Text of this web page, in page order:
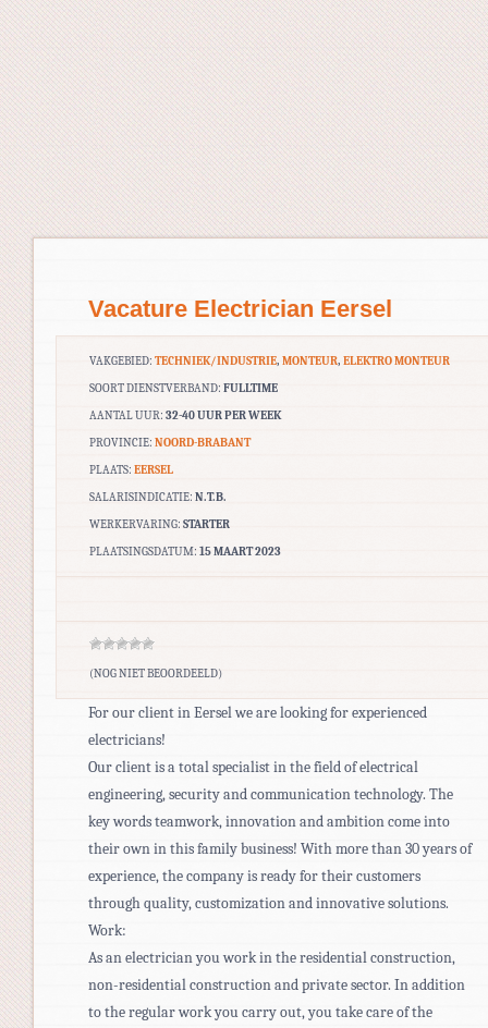
Vacature Electrician Eersel
VAKGEBIED: TECHNIEK/INDUSTRIE, MONTEUR, ELEKTRO MONTEUR
SOORT DIENSTVERBAND: FULLTIME
AANTAL UUR: 32-40 UUR PER WEEK
PROVINCIE: NOORD-BRABANT
PLAATS: EERSEL
SALARISINDICATIE: N.T.B.
WERKERVARING: STARTER
PLAATSINGSDATUM: 15 MAART 2023
(NOG NIET BEOORDEELD)
For our client in Eersel we are looking for experienced
electricians!
Our client is a total specialist in the field of electrical
engineering, security and communication technology. The
key words teamwork, innovation and ambition come into
their own in this family business! With more than 30 years of
experience, the company is ready for their customers
through quality, customization and innovative solutions.
Work:
As an electrician you work in the residential construction,
non-residential construction and private sector. In addition
to the regular work you carry out, you take care of the